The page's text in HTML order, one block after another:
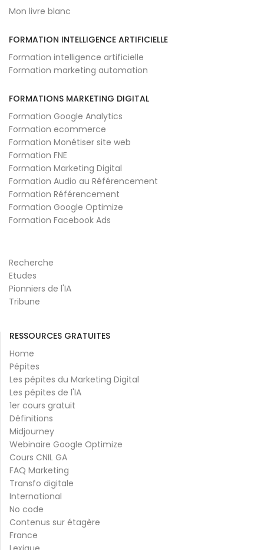
Mon livre blanc
FORMATION INTELLIGENCE ARTIFICIELLE
Formation intelligence artificielle
Formation marketing automation
FORMATIONS MARKETING DIGITAL
Formation Google Analytics
Formation ecommerce
Formation Monétiser site web
Formation FNE
Formation Marketing Digital
Formation Audio au Référencement
Formation Référencement
Formation Google Optimize
Formation Facebook Ads
Recherche
Etudes
Pionniers de l'IA
Tribune
RESSOURCES GRATUITES
Home
Pépites
Les pépites du Marketing Digital
Les pépites de l'IA
1er cours gratuit
Définitions
Midjourney
Webinaire Google Optimize
Cours CNIL GA
FAQ Marketing
Transfo digitale
International
No code
Contenus sur étagère
France